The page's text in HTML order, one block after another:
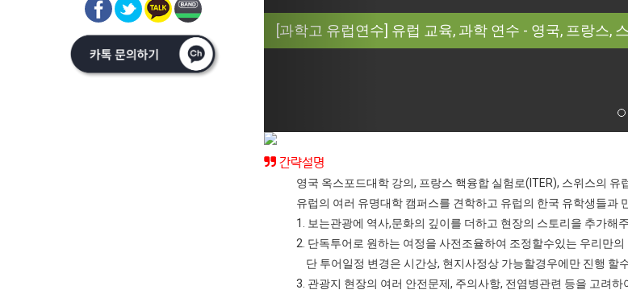
[과학고 유럽연수] 유럽 교육, 과학 연수 - 영국, 프랑스,
간략설명
영국 옥스포드대학 강의, 프랑스 핵융합 실험로(ITER), 스위스의
유럽의 여러 유명대학 캠퍼스를 견학하고 유럽의 한국 유학생들과
1. 보는관광에 역사,문화의 깊이를 더하고 현장의 스토리을 추가해
2. 단독투어로 원하는 여정을 사전조율하여 조정할수있는 우리만의
단 투어일정 변경은 시간상, 현지사정상 가능할경우에만 진행 할
3. 관광지 현장의 여러 안전문제, 주의사항, 전염병관련 등을 고려